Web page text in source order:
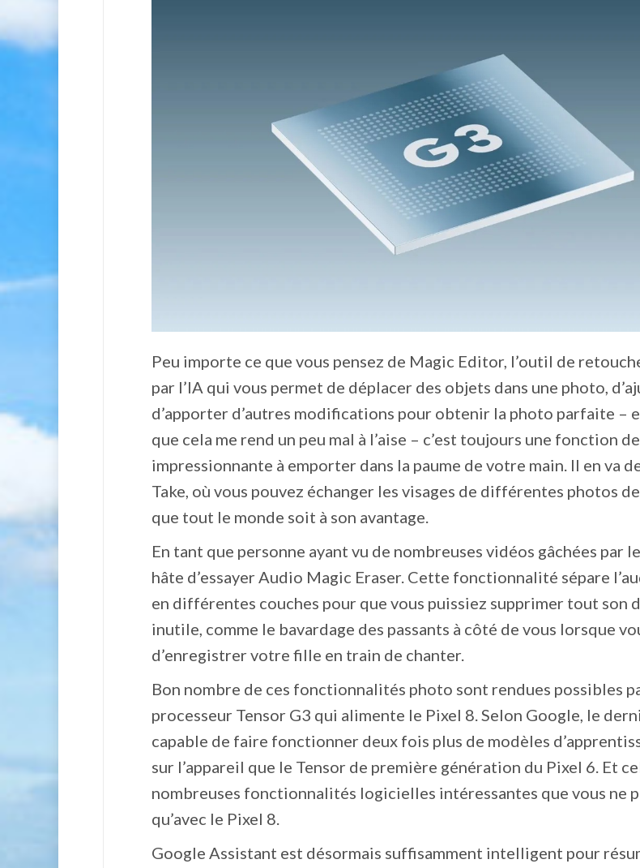
Peu importe ce que vous pensez de Magic Editor, l’outil de
par l’IA qui vous permet de déplacer des objets dans une photo,
d’apporter d’autres modifications pour obtenir la photo parfaite –
que cela me rend un peu mal à l’aise – c’est toujours une fonction
impressionnante à emporter dans la paume de votre main. Il en va
Take, où vous pouvez échanger les visages de différentes photos
que tout le monde soit à son avantage.
En tant que personne ayant vu de nombreuses vidéos gâchées par
hâte d’essayer Audio Magic Eraser. Cette fonctionnalité sépare
en différentes couches pour que vous puissiez supprimer tout son
inutile, comme le bavardage des passants à côté de vous lorsque
d’enregistrer votre fille en train de chanter.
Bon nombre de ces fonctionnalités photo sont rendues possibles
processeur Tensor G3 qui alimente le Pixel 8. Selon Google, le
capable de faire fonctionner deux fois plus de modèles
sur l’appareil que le Tensor de première génération du Pixel 6. Et
nombreuses fonctionnalités logicielles intéressantes que vous ne
qu’avec le Pixel 8.
Google Assistant est désormais suffisamment intelligent pour